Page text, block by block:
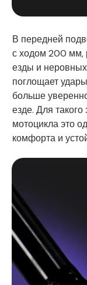
В передней
с ходом 200 мм,
езды и
поглощает
больше
езде. Для
мотоцикла это
комфорта и